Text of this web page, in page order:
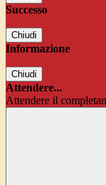
Successo
Chiudi
Informazione
Chiudi
Attendere...
Attendere il